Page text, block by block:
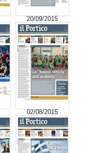
20/09/2015
02/08/2015